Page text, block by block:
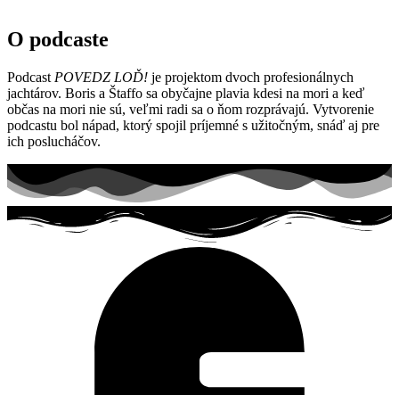
O podcaste
Podcast POVEDZ LOĎ! je projektom dvoch profesionálnych
jachtárov. Boris a Štaffo sa obyčajne plavia kdesi na mori a keď
občas na mori nie sú, veľmi radi sa o ňom rozprávajú. Vytvorenie
podcastu bol nápad, ktorý spojil príjemné s užitočným, snáď aj pre
ich poslucháčov.